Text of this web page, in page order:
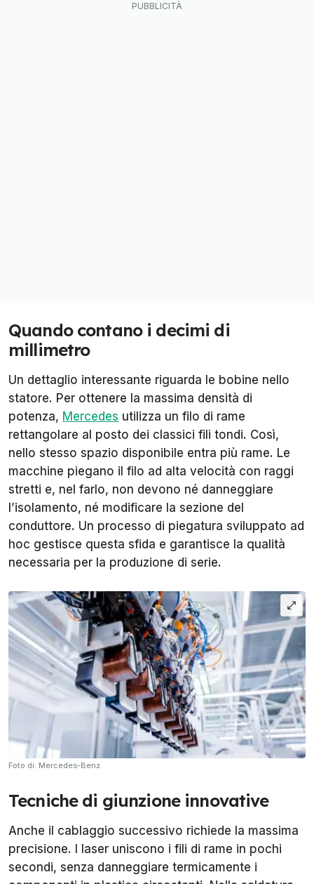
Quando contano i decimi di
millimetro
Un dettaglio interessante riguarda le bobine nello
statore. Per ottenere la massima densità di
potenza, Mercedes utilizza un filo di rame
rettangolare al posto dei classici fili tondi. Così,
nello stesso spazio disponibile entra più rame. Le
macchine piegano il filo ad alta velocità con raggi
stretti e, nel farlo, non devono né danneggiare
l’isolamento, né modificare la sezione del
conduttore. Un processo di piegatura sviluppato ad
hoc gestisce questa sfida e garantisce la qualità
necessaria per la produzione di serie.
Foto di: Mercedes-Benz
Tecniche di giunzione innovative
Anche il cablaggio successivo richiede la massima
precisione. I laser uniscono i fili di rame in pochi
secondi, senza danneggiare termicamente i